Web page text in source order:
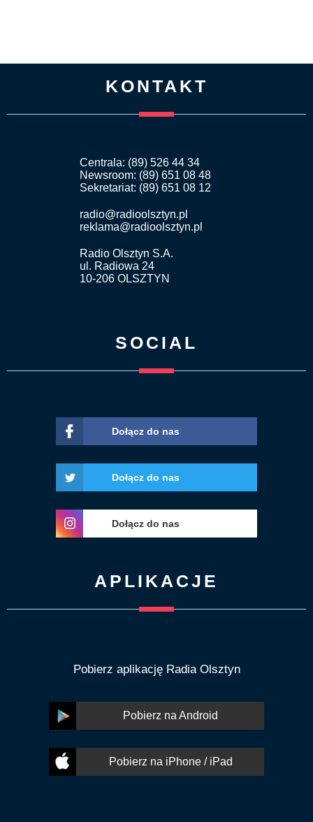
KONTAKT
Centrala: (89) 526 44 34
Newsroom: (89) 651 08 48
Sekretariat: (89) 651 08 12
radio@radioolsztyn.pl
reklama@radioolsztyn.pl
Radio Olsztyn S.A.
ul. Radiowa 24
10-206 OLSZTYN
SOCIAL
Dołącz do nas
Dołącz do nas
Dołącz do nas
APLIKACJE
Pobierz aplikację Radia Olsztyn
Pobierz na Android
Pobierz na iPhone / iPad